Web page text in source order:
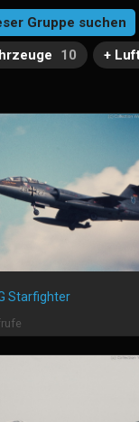
Gruppe suchen
10 +
Starfighter